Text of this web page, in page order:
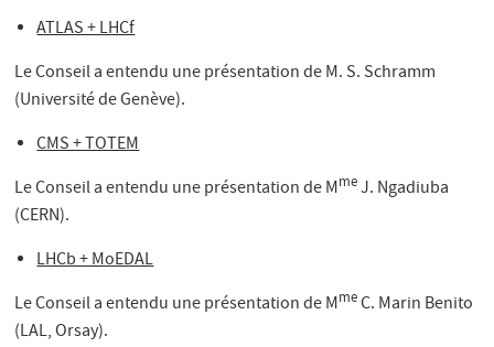
ATLAS + LHCf
Le Conseil a entendu une présentation de M. S. Schramm
(Université de Genève).
CMS + TOTEM
Le Conseil a entendu une présentation de MmeJ. Ngadiuba
(CERN).
LHCb + MoEDAL
Le Conseil a entendu une présentation de MmeC. Marin Benito
(LAL, Orsay).